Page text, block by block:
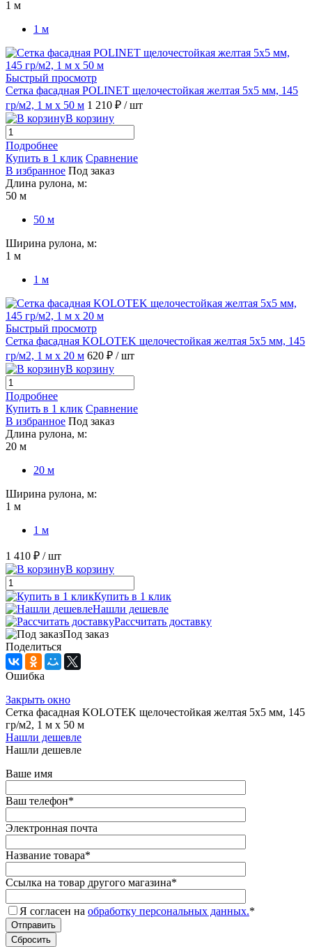
1 м
1 м
Быстрый просмотр
Сетка фасадная POLINET щелочестойкая желтая 5х5 мм, 145
гр/м2, 1 м х 50 м 1 210 ₽ / шт
В корзину
Подробнее
Купить в 1 клик Сравнение
В избранное Под заказ
Длина рулона, м:
50 м
50 м
Ширина рулона, м:
1 м
1 м
Быстрый просмотр
Сетка фасадная KOLOTEK щелочестойкая желтая 5х5 мм, 145
гр/м2, 1 м х 20 м 620 ₽ / шт
В корзину
Подробнее
Купить в 1 клик Сравнение
В избранное Под заказ
Длина рулона, м:
20 м
20 м
Ширина рулона, м:
1 м
1 м
1 410 ₽ / шт
В корзину
Купить в 1 клик
Нашли дешевле
Рассчитать доставку
Под заказ
Поделиться
Ошибка
Закрыть окно
Сетка фасадная KOLOTEK щелочестойкая желтая 5х5 мм, 145
гр/м2, 1 м х 50 м
Нашли дешевле
Нашли дешевле
Ваше имя
Ваш телефон*
Электронная почта
Название товара*
Ссылка на товар другого магазина*
Я согласен на обработку персональных данных.*